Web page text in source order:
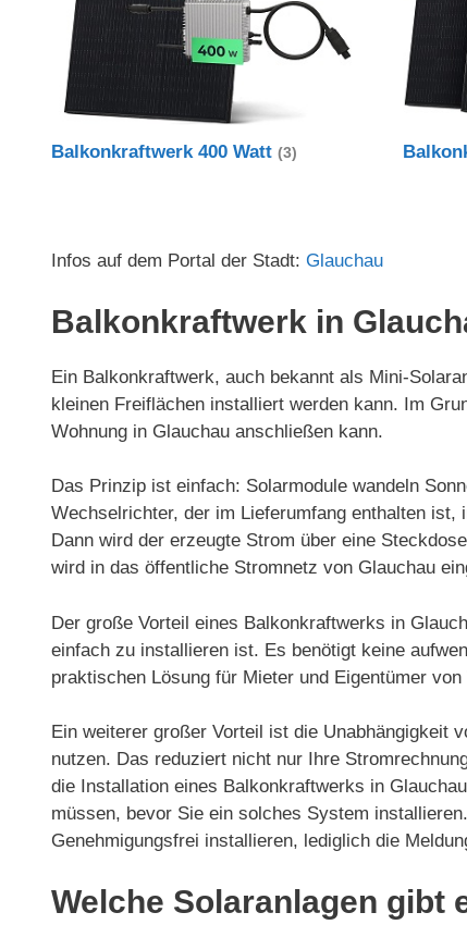
Balkonkraftwerk 400 Watt (3)
Infos auf dem Portal der Stadt: Glauchau
Balkonkraftwerk in
Ein Balkonkraftwerk, auch bekannt als Mini-
kleinen Freiflächen installiert werden kann. Im
Wohnung in Glauchau anschließen kann.
Das Prinzip ist einfach: Solarmodule wandeln
Wechselrichter, der im Lieferumfang enthalten
Dann wird der erzeugte Strom über eine
wird in das öffentliche Stromnetz von Glauchau
Der große Vorteil eines Balkonkraftwerks in
einfach zu installieren ist. Es benötigt keine
praktischen Lösung für Mieter und Eigentümer
Ein weiterer großer Vorteil ist die Unabhängigkeit
nutzen. Das reduziert nicht nur Ihre
die Installation eines Balkonkraftwerks in
müssen, bevor Sie ein solches System
Genehmigungsfrei installieren, lediglich die
Welche Solaranlagen gibt